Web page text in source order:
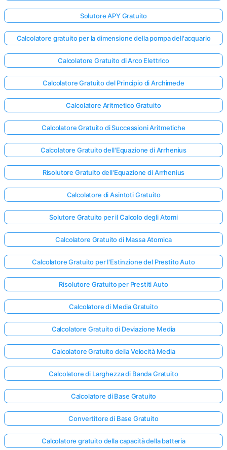
la Tua
Prima
Solutore APY Gratuito
Calcolatore gratuito per la dimensione della pompa dell'acquario
Calcolatore Gratuito di Arco Elettrico
Calcolatore Gratuito del Principio di Archimede
Calcolatore Aritmetico Gratuito
Calcolatore Gratuito di Successioni Aritmetiche
Calcolatore Gratuito dell'Equazione di Arrhenius
Risolutore Gratuito dell'Equazione di Arrhenius
Calcolatore di Asintoti Gratuito
Solutore Gratuito per il Calcolo degli Atomi
Calcolatore Gratuito di Massa Atomica
Calcolatore Gratuito per l'Estinzione del Prestito Auto
Risolutore Gratuito per Prestiti Auto
Calcolatore di Media Gratuito
Calcolatore Gratuito di Deviazione Media
Calcolatore Gratuito della Velocità Media
Calcolatore di Larghezza di Banda Gratuito
Calcolatore di Base Gratuito
Convertitore di Base Gratuito
Calcolatore gratuito della capacità della batteria